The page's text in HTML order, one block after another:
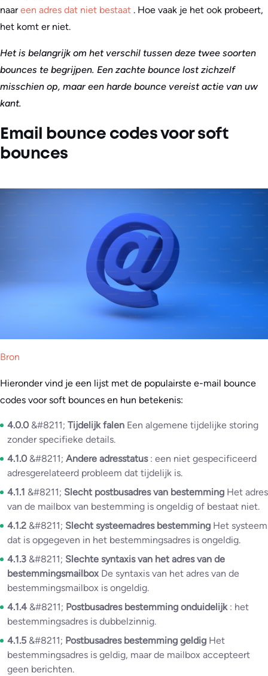
naareen adres dat niet bestaat . Hoe vaak je het ook probeert,
het komt er niet.
Het is belangrijk om het verschil tussen deze twee soorten
bounces te begrijpen. Een zachte bounce lost zichzelf
misschien op, maar een harde bounce vereist actie van uw
kant.
Email bounce codes voor soft
bounces
Bron
Hieronder vind je een lijst met de populairste e-mail bounce
codes voor soft bounces en hun betekenis:
4.0.0 &#8211; Tijdelijk falen Een algemene tijdelijke storing
zonder specifieke details.
4.1.0 &#8211; Andere adresstatus : een niet gespecificeerd
adresgerelateerd probleem dat tijdelijk is.
4.1.1 &#8211; Slecht postbusadres van bestemming Het adres
van de mailbox van bestemming is ongeldig of bestaat niet.
4.1.2 &#8211; Slecht systeemadres bestemming Het systeem
dat is opgegeven in het bestemmingsadres is ongeldig.
4.1.3 &#8211; Slechte syntaxis van het adres van de
bestemmingsmailbox De syntaxis van het adres van de
bestemmingsmailbox is ongeldig.
4.1.4 &#8211; Postbusadres bestemming onduidelijk : het
bestemmingsadres is dubbelzinnig.
4.1.5 &#8211; Postbusadres bestemming geldig Het
bestemmingsadres is geldig, maar de mailbox accepteert
geen berichten.